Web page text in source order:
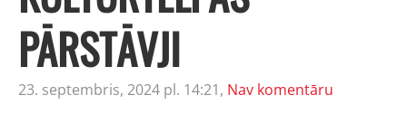
PĀRSTĀVJI
23. septembris, 2024 pl. 14:21, Nav komentāru